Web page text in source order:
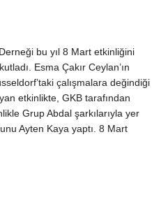
bu yıl 8 Mart etkinliğini
Esma Çakır Ceylan’ın
çalışmalara değindiği
etkinlikte, GKB tarafından
Grup Abdal şarkılarıyla yer
Ayten Kaya yaptı. 8 Mart